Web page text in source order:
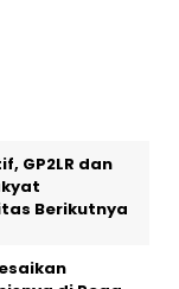
GP2LR dan
Berikutnya